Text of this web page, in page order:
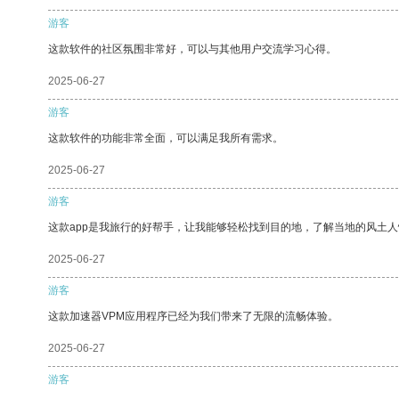
游客
这款软件的社区氛围非常好，可以与其他用户交流学习心得。
2025-06-27
游客
这款软件的功能非常全面，可以满足我所有需求。
2025-06-27
游客
这款app是我旅行的好帮手，让我能够轻松找到目的地，了解当地的风土
2025-06-27
游客
这款加速器VPM应用程序已经为我们带来了无限的流畅体验。
2025-06-27
游客